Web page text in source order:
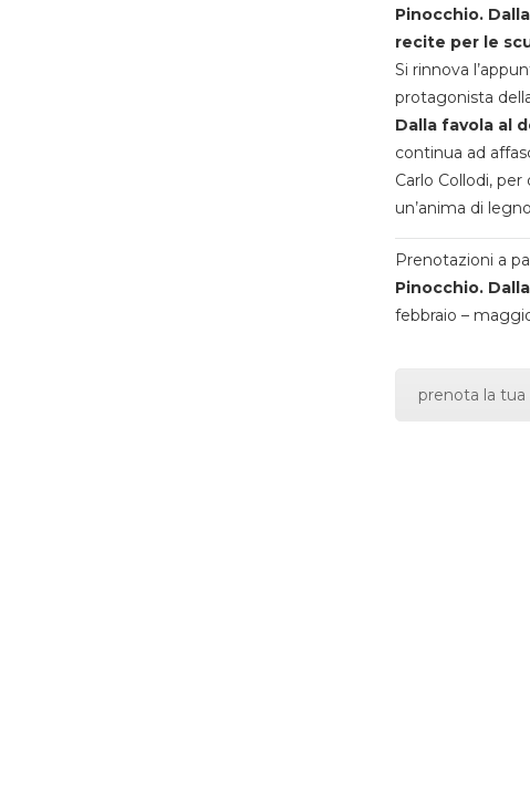
Pinocchio.
recite per le
Si rinnova
protagonista
Dalla favola al
continua ad
Carlo Collodi,
un’anima di
Prenotazioni a
Pinocchio.
febbraio –
prenota la tua